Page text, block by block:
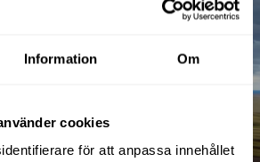
Information Om
cookies
för att anpassa innehållet